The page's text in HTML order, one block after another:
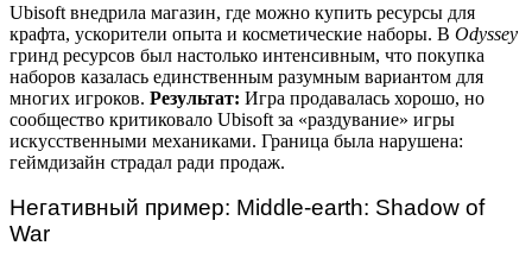
Ubisoft внедрила магазин, где можно купить ресурсы для
крафта, ускорители опыта и косметические наборы. В Odyssey
гринд ресурсов был настолько интенсивным, что покупка
наборов казалась единственным разумным вариантом для
многих игроков. Результат: Игра продавалась хорошо, но
сообщество критиковало Ubisoft за «раздувание» игры
искусственными механиками. Граница была нарушена:
геймдизайн страдал ради продаж.
Негативный пример: Middle-earth: Shadow of
War